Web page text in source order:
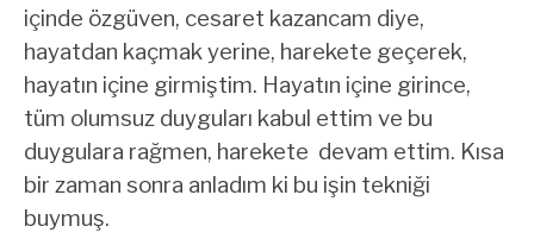
içinde özgüven, cesaret kazancam diye,
hayatdan kaçmak yerine, harekete geçerek,
hayatın içine girmiştim. Hayatın içine girince,
tüm olumsuz duyguları kabul ettim ve bu
duygulara rağmen, harekete devam ettim. Kısa
bir zaman sonra anladım ki bu işin tekniği
buymuş.